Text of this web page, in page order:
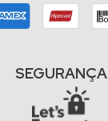
SEGURANÇA